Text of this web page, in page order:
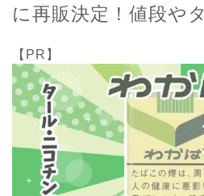
に再販決定！値段や
【PR】